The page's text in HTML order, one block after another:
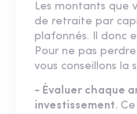
Les montants que
de retraite par
plafonnés. Il donc
Pour ne pas
vous conseillons la
- Évaluer chaque
investissement.